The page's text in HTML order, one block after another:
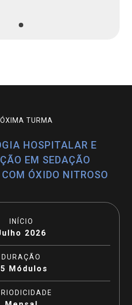
•
TURMA
HOSPITALAR E
EM SEDAÇÃO
ÓXIDO NITROSO
INÍCIO
2026
DURAÇÃO
Módulos